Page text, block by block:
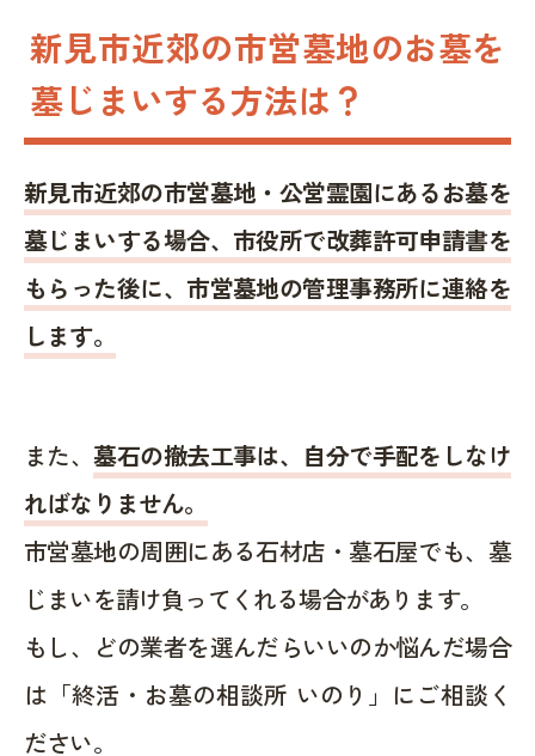
新見市近郊の市営墓地のお墓を
墓じまいする方法は？
新見市近郊の市営墓地・公営霊園にあるお墓を
墓じまいする場合、市役所で改葬許可申請書を
もらった後に、市営墓地の管理事務所に連絡を
します。
また、墓石の撤去工事は、自分で手配をしなけ
ればなりません。
市営墓地の周囲にある石材店・墓石屋でも、墓
じまいを請け負ってくれる場合があります。
もし、どの業者を選んだらいいのか悩んだ場合
は「終活・お墓の相談所 いのり」にご相談く
ださい。